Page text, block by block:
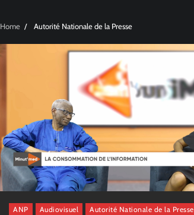
Home Autorité Nationale de la Presse
ANP Audiovisuel
Autorité Nationale de la Presse